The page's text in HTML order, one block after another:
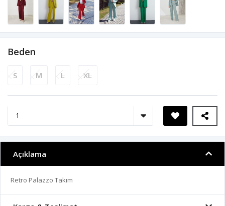
Beden
S M L XL
Açıklama
Retro Palazzo Takım